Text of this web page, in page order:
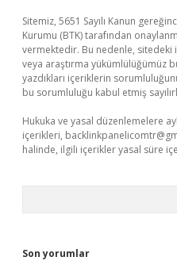
Sitemiz, 5651 Sayılı Kanun
Kurumu (BTK) tarafından
vermektedir. Bu nedenle,
veya araştırma yükümlülüğümüz
yazdıkları içeriklerin
bu sorumluluğu kabul etmiş
Hukuka ve yasal düzenlemelere
içerikleri,
halinde, ilgili içerikler yasal süre
Son yorumlar